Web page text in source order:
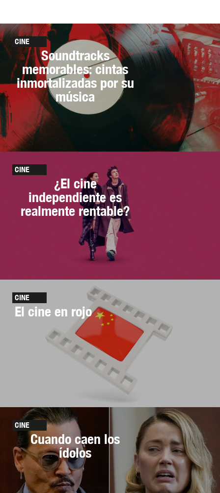
CINE
Soundtracks
memorables: cintas
inmortalizadas por su
música
CINE
¿El cine
independiente es
realmente rentable?
CINE
El cine en rojo
CINE
Cuando caen los
ídolos